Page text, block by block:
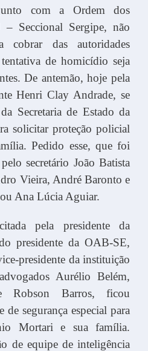
com a Ordem dos
Seccional Sergipe, não
cobrar das autoridades
tentativa de homicídio seja
De antemão, hoje pela
Henri Clay Andrade, se
Secretaria de Estado da
solicitar proteção policial
Pedido esse, que foi
secretário João Batista
Vieira, André Baronto e
Ana Lúcia Aguiar.
pela presidente da
presidente da OAB-SE,
presidente da instituição
Aurélio Belém,
Robson Barros, ficou
de segurança especial para
Mortari e sua família.
de equipe de inteligência